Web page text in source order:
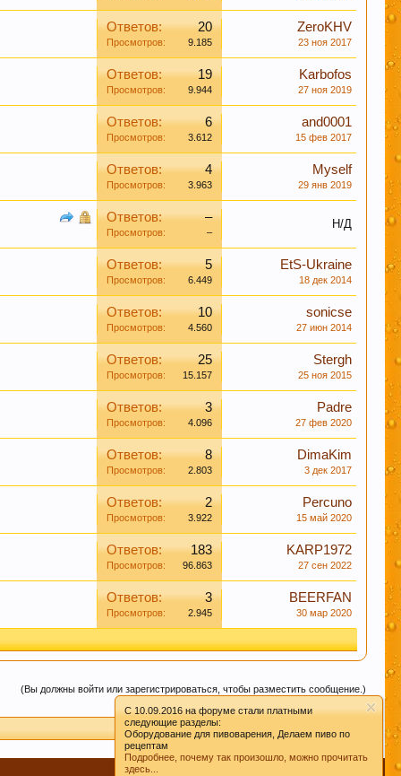
Пиво же наоборот защищает ДНК.
их профилактики
этот момент, Вам будут предложены
уже поднимался на обсуждение.
датами, просьба не принимать советы,
неверность таких методов делают все по
переспрашивайте!
слова. Данная функция позволяет
так же помочь и по возможности
форума.
(все разделы форума кроме "флэйм, флуд, оффтопик")
ценную информацию, но при этом написаны "не там
по поводу поиска нужной темы – этот
ценности! СПАСИБО
нами Ваших файлов cookie.
Узнать
C 10.09.2016 на форуме стали платными
следующие разделы:
Оборудование для пивоварения, Делаем пиво по
рецептам
Подробнее, почему так произошло, можно прочитать
здесь...
Ответов: 20
Просмотров: 9.185
ZeroKHV
23 ноя 2017
Ответов: 19
Просмотров: 9.944
Karbofos
27 ноя 2019
Ответов: 6
Просмотров: 3.612
and0001
15 фев 2017
Ответов: 4
Просмотров: 3.963
Myself
29 янв 2019
Ответов: –
Просмотров: –
Н/Д
Ответов: 5
Просмотров: 6.449
EtS-Ukraine
18 дек 2014
Ответов: 10
Просмотров: 4.560
sonicse
27 июн 2014
Ответов: 25
Просмотров: 15.157
Stergh
25 ноя 2015
Ответов: 3
Просмотров: 4.096
Padre
27 фев 2020
Ответов: 8
Просмотров: 2.803
DimaKim
3 дек 2017
Ответов: 2
Просмотров: 3.922
Percuno
15 май 2020
Ответов: 183
Просмотров: 96.863
KARP1972
27 сен 2022
Ответов: 3
Просмотров: 2.945
BEERFAN
30 мар 2020
(Вы должны войти или зарегистрироваться, чтобы разместить сообщение.)